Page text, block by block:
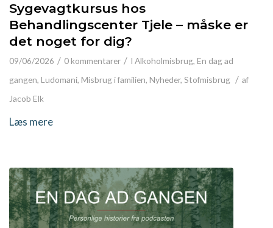
Sygevagtkursus hos
Behandlingscenter Tjele – måske er
det noget for dig?
09/06/2026 / 0 kommentarer / I Alkoholmisbrug, En dag ad
gangen, Ludomani, Misbrug i familien, Nyheder, Stofmisbrug / af
Jacob Elk
Læs mere